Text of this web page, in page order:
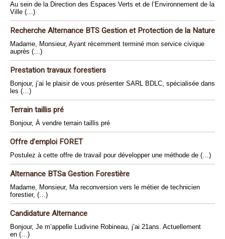
Au sein de la Direction des Espaces Verts et de l’Environnement de la
Ville (…)
Recherche Alternance BTS Gestion et Protection de la Nature
Madame, Monsieur, Ayant récemment terminé mon service civique
auprès (…)
Prestation travaux forestiers
Bonjour, j’ai le plaisir de vous présenter SARL BDLC, spécialisée dans
les (…)
Terrain taillis pré
Bonjour, À vendre terrain taillis pré
Offre d’emploi FORET
Postulez à cette offre de travail pour développer une méthode de (…)
Alternance BTSa Gestion Forestière
Madame, Monsieur, Ma reconversion vers le métier de technicien
forestier, (…)
Candidature Alternance
Bonjour, Je m’appelle Ludivine Robineau, j’ai 21ans. Actuellement
en (…)